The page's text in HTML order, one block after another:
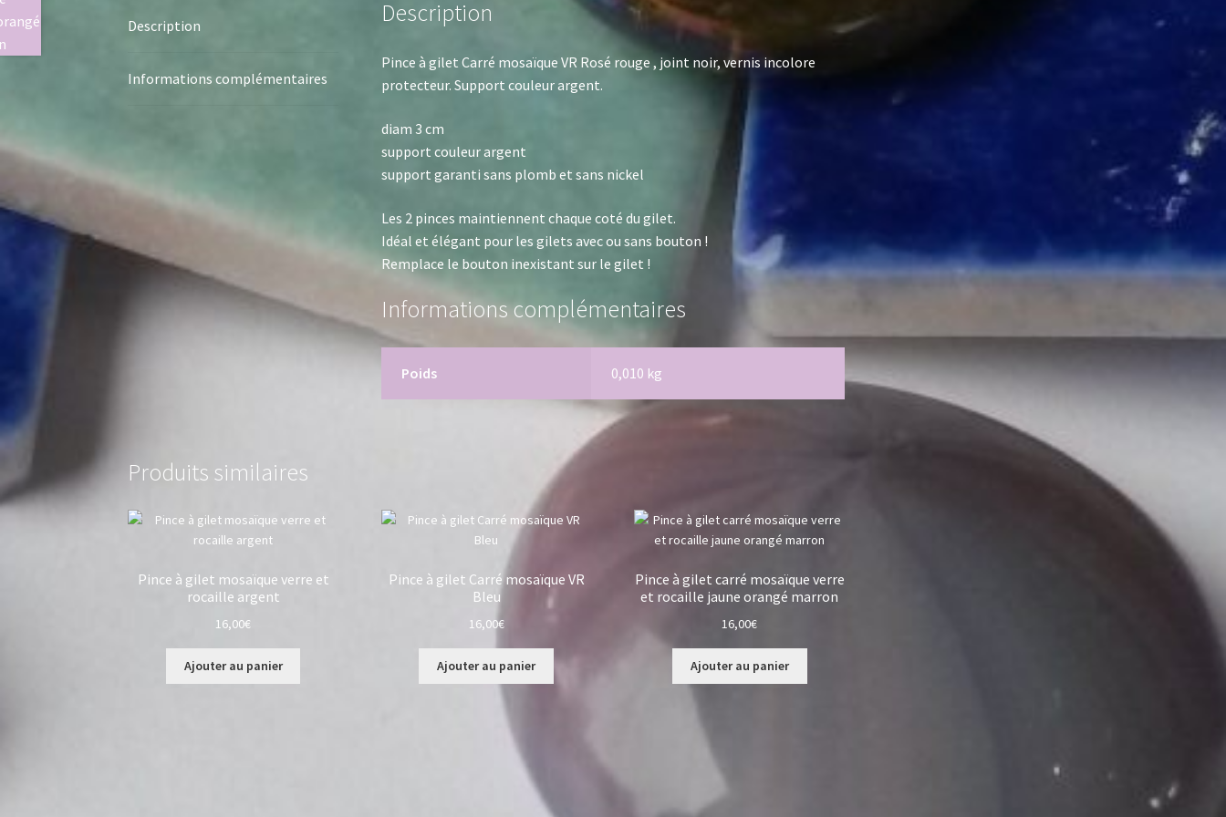
rouge
Description
Informations complémentaires
Description
Pince à gilet Carré mosaïque VR Rosé rouge , joint noir, vernis incolore
protecteur. Support couleur argent.
diam 3 cm
support couleur argent
support garanti sans plomb et sans nickel
Les 2 pinces maintiennent chaque coté du gilet.
Idéal et élégant pour les gilets avec ou sans bouton !
Remplace le bouton inexistant sur le gilet !
Informations complémentaires
Poids 0,010 kg
Produits similaires
Pince à gilet mosaïque verre et
rocaille argent
16,00€
Ajouter au panier
Pince à gilet Carré mosaïque VR
Bleu
16,00€
Ajouter au panier
Pince à gilet carré mosaïque verre
et rocaille jaune orangé marron
16,00€
Ajouter au panier